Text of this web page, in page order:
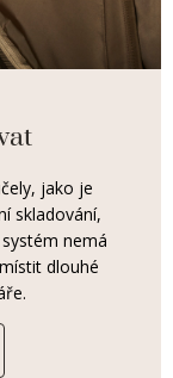
jako je
skladování,
nemá
dlouhé